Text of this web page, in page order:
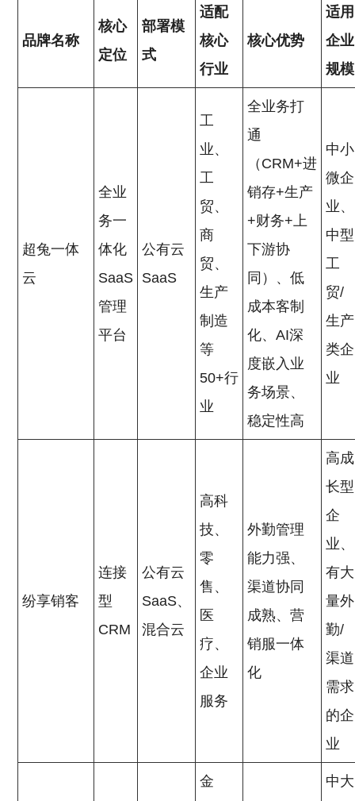
品牌名称
核心
定位
部署模
式
适配
核心
行业
核心优势
适用
企业
规模
超兔一体
云
全业
务一
体化
SaaS
管理
平台
公有云
SaaS
工
业、
工
贸、
商
贸、
生产
制造
等
50+行
业
全业务打
通
（CRM+进
销存+生产
+财务+上
下游协
同）、低
成本客制
化、AI深
度嵌入业
务场景、
稳定性高
中小
微企
业、
中型
工
贸/
生产
类企
业
纷享销客
连接
型
CRM
公有云
SaaS、
混合云
高科
技、
零
售、
医
疗、
企业
服务
外勤管理
能力强、
渠道协同
成熟、营
销服一体
化
高成
长型
企
业、
有大
量外
勤/
渠道
需求
的企
业
金
中大